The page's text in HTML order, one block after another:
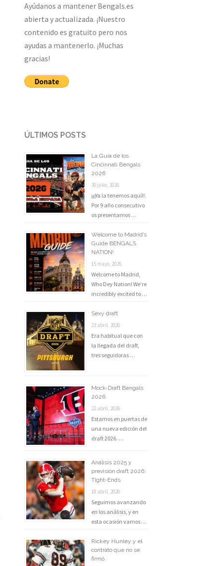
Ayúdanos a mantener Bengals.es
abierta y actualizada. ¡Nuestro
contenido es gratuito pero nos
ayudas a mantenerlo. ¡Muchas
gracias!
ÚLTIMOS POSTS
La Guía de los
Cincinnati Bengals
2026
30 julio, 2026
¡¡¡Ya la tenemos aquí!!.
Por 9 año consecutivo
os presentamos …
Welcome to Madrid’s
Guide BENGALS
NATION!
15 mayo, 2026
Welcome to Madrid,
Who Dey Nation! We’re
incredibly excited to …
Sexy draft
23 abril, 2026
Era habitual que con
la llegada del draft,
tres seguidoras …
Mock-Draft Bengals
2026
22 abril, 2026
Estamos en puertas de
una nueva edición del
draft 2026. …
Análisis 2025 y
previsión draft 2026:
Tight-Ends
18 abril, 2026
Seguimos avanzando
en los análisis, y en
esta ocasión vamos …
Rickey Hunley y el
contrato que no se
firmó.